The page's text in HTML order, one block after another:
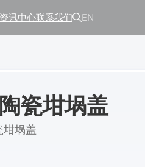
资讯中心联系我们 EN
瓷坩埚盖
坩埚盖